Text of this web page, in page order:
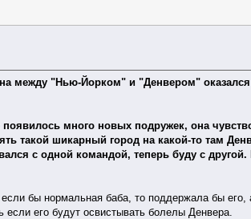
между "Нью-Йорком" и "Денвером" оказался
много новых подружек, она
такой шикарный город на какой-то там
с одной командой, теперь буду с
бы нормальная баба, то поддержала бы
его будут освистывать болелы Денвера.